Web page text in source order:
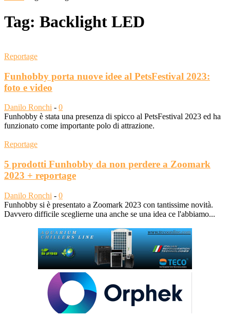
Tag: Backlight LED
Reportage
Funhobby porta nuove idee al PetsFestival 2023:
foto e video
Danilo Ronchi - 0
Funhobby è stata una presenza di spicco al PetsFestival 2023 ed ha
funzionato come importante polo di attrazione.
Reportage
5 prodotti Funhobby da non perdere a Zoomark
2023 + reportage
Danilo Ronchi - 0
Funhobby si è presentato a Zoomark 2023 con tantissime novità.
Davvero difficile sceglierne una anche se una idea ce l'abbiamo...